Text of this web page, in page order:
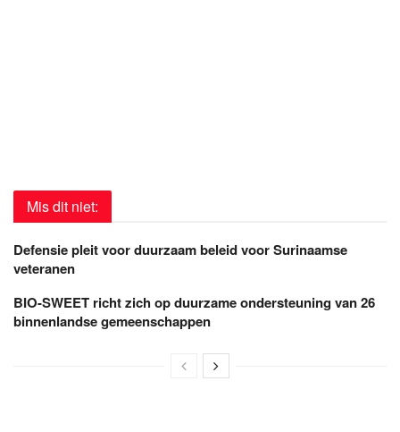
Mis dit niet:
Defensie pleit voor duurzaam beleid voor Surinaamse
veteranen
BIO-SWEET richt zich op duurzame ondersteuning van 26
binnenlandse gemeenschappen